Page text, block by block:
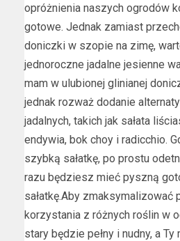
opróżnienia naszych ogrodów
gotowe. Jednak zamiast
doniczki w szopie na zimę,
jednoroczne jadalne jesienne
mam w ulubionej glinianej
jednak rozważ dodanie
jadalnych, takich jak sałata
endywia, bok choy i radicchio.
szybką sałatkę, po prostu
razu będziesz mieć pyszną
sałatkę.Aby zmaksymalizować
korzystania z różnych roślin w
stary będzie pełny i nudny, a